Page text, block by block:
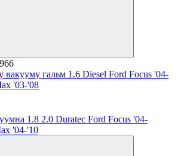
вакууму гальм 1.6 Diesel Ford Focus '04-
'03-'08